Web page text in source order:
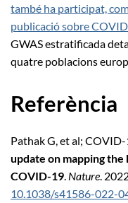
també ha participat,
publicació sobre
GWAS estratificada
quatre poblacions
Referència
Pathak G, et al;
update on mapping
COVID-19 Nature .
10.1038/s41586-022-